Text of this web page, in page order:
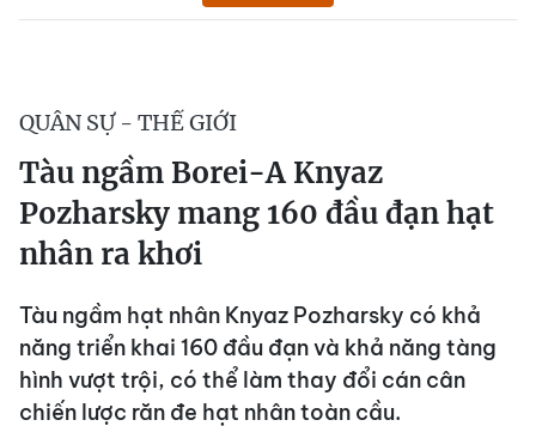
QUÂN SỰ - THẾ GIỚI
Tàu ngầm Borei-A Knyaz
Pozharsky mang 160 đầu đạn hạt
nhân ra khơi
Tàu ngầm hạt nhân Knyaz Pozharsky có khả
năng triển khai 160 đầu đạn và khả năng tàng
hình vượt trội, có thể làm thay đổi cán cân
chiến lược răn đe hạt nhân toàn cầu.